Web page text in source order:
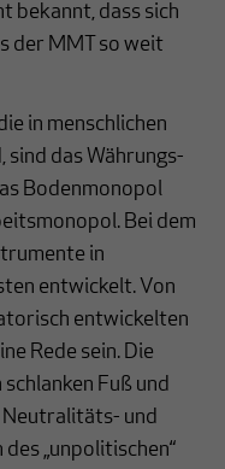
bekannt, dass sich
der MMT so weit
in menschlichen
das Währungs-
Bodenmonopol
Bei dem
in
entwickelt. Von
entwickelten
Rede sein. Die
Fuß und
und
„unpolitischen“